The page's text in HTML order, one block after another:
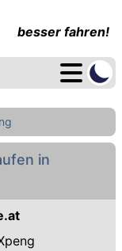
besser fahren!
in